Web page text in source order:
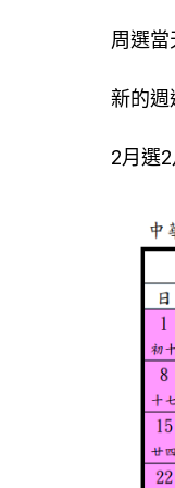
周選
新的週
2月選